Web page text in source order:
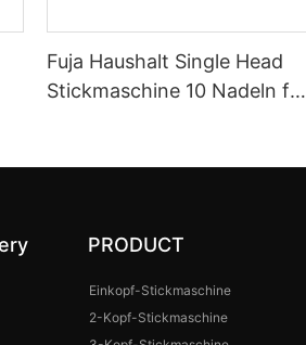
Fuja Haushalt Single Head
Stickmaschine 10 Nadeln für
PRODUCT
Einkopf-Stickmaschine
2-Kopf-Stickmaschine